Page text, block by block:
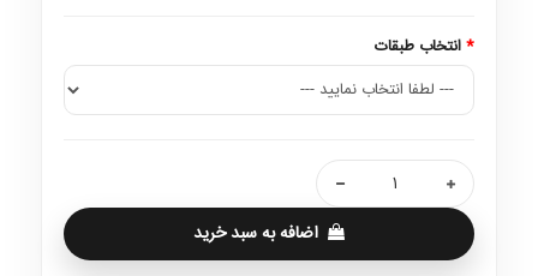
انتخاب طبقات
اضافه به سبد خرید